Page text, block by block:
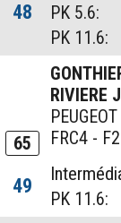
48
PK 5.6:
PK 11.6:
65
RIVIERE
FRC4 -
49
PK 11.6: